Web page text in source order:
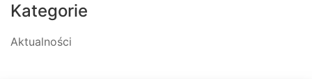
Kategorie
Aktualności